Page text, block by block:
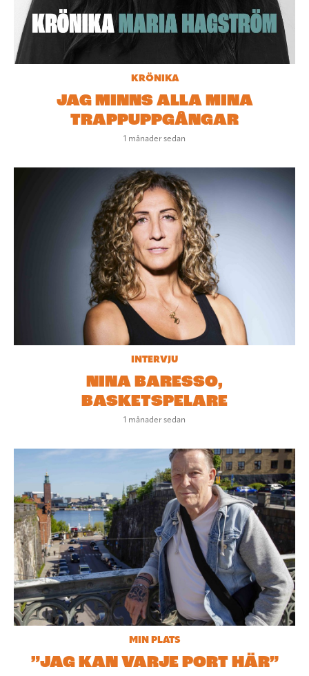
KRÖNIKA
JAG MINNS ALLA MINA
TRAPPUPPGÅNGAR
1 månader sedan
INTERVJU
NINA BARESSO,
BASKETSPELARE
1 månader sedan
MIN PLATS
”JAG KAN VARJE PORT HÄR”